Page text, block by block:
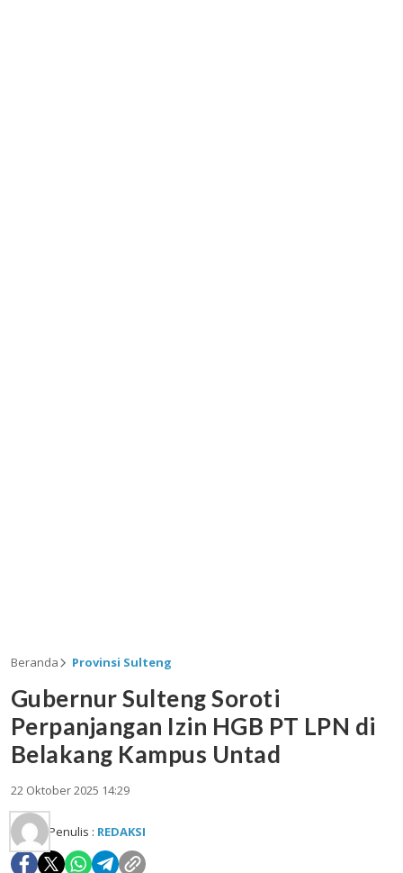
Beranda Provinsi Sulteng
Gubernur Sulteng Soroti
Perpanjangan Izin HGB PT LPN di
Belakang Kampus Untad
22 Oktober 2025 14:29
Penulis : REDAKSI